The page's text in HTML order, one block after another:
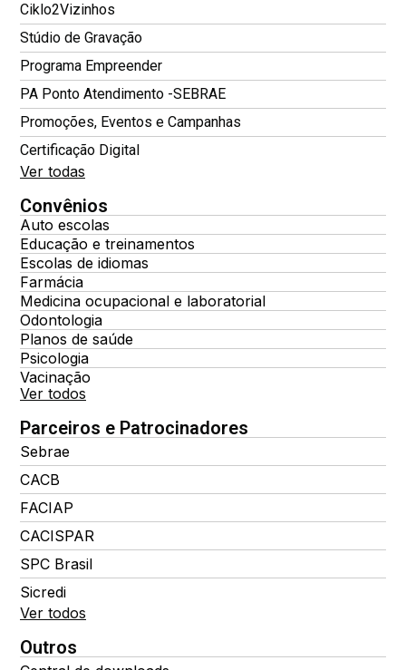
Ciklo2Vizinhos
Stúdio de Gravação
Programa Empreender
PA Ponto Atendimento -SEBRAE
Promoções, Eventos e Campanhas
Certificação Digital
Ver todas
Convênios
Auto escolas
Educação e treinamentos
Escolas de idiomas
Farmácia
Medicina ocupacional e laboratorial
Odontologia
Planos de saúde
Psicologia
Vacinação
Ver todos
Parceiros e Patrocinadores
Sebrae
CACB
FACIAP
CACISPAR
SPC Brasil
Sicredi
Ver todos
Outros